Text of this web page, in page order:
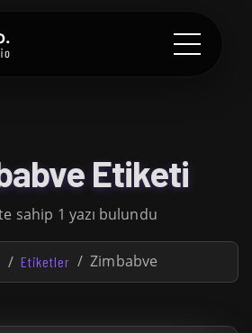
Etiketi
sahip 1 yazı bulundu
Etiketler Zimbabve